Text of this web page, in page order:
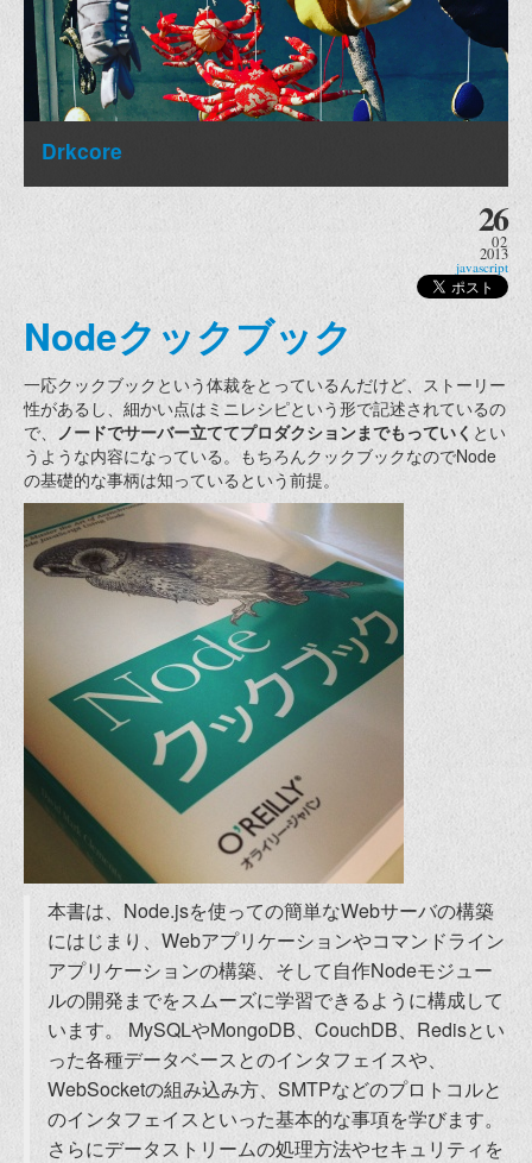
Drkcore
26
02
2013
javascript
Nodeクックブック
一応クックブックという体裁をとっているんだけど、ストーリー
性があるし、細かい点はミニレシピという形で記述されているの
で、 ノードでサーバー立ててプロダクションまでもっていく とい
うような内容になっている。もちろんクックブックなのでNode
の基礎的な事柄は知っているという前提。
本書は、Node.jsを使っての簡単なWebサーバの構築
にはじまり、Webアプリケーションやコマンドライン
アプリケーションの構築、そして自作Nodeモジュー
ルの開発までをスムーズに学習できるように構成して
います。 MySQLやMongoDB、CouchDB、Redisとい
った各種データベースとのインタフェイスや、
WebSocketの組み込み方、SMTPなどのプロトコルと
のインタフェイスといった基本的な事項を学びます。
さらにデータストリームの処理方法やセキュリティを